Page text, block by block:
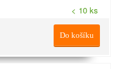
< 10 ks
Do košíku